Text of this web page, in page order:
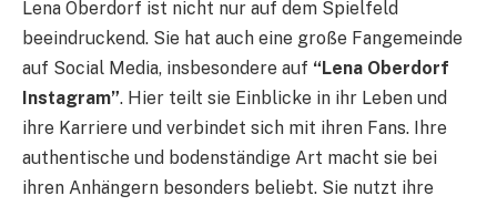
Lena Oberdorf ist nicht nur auf dem Spielfeld
beeindruckend. Sie hat auch eine große Fangemeinde
auf Social Media, insbesondere auf “Lena Oberdorf
Instagram”. Hier teilt sie Einblicke in ihr Leben und
ihre Karriere und verbindet sich mit ihren Fans. Ihre
authentische und bodenständige Art macht sie bei
ihren Anhängern besonders beliebt. Sie nutzt ihre